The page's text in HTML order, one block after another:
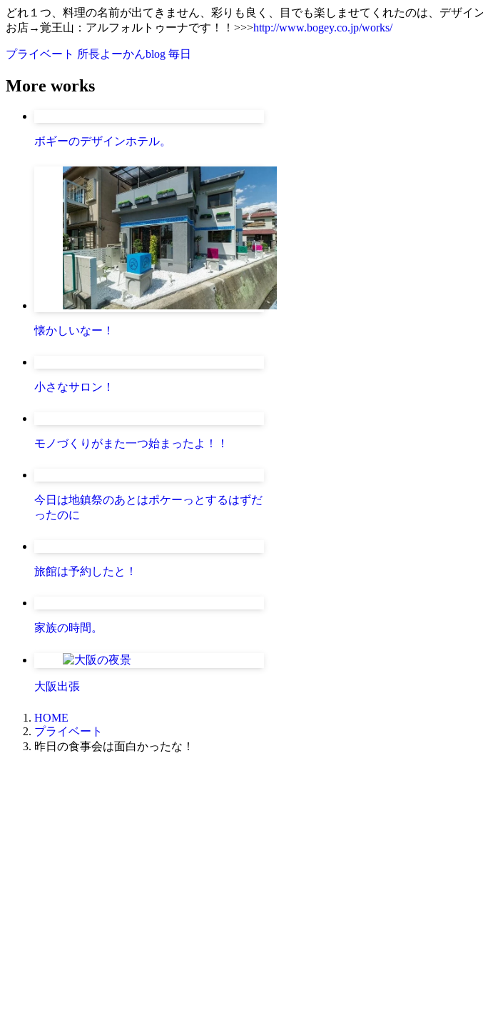
どれ１つ、料理の名前が出てきません、彩りも良く、目でも楽しませてくれたのは、デ
お店→覚王山：アルフォルトゥーナです！！>>>http://www.bogey.co.jp/works/
プライベート 所長よーかんblog 毎日
More works
ボギーのデザインホテル。
懐かしいなー！
小さなサロン！
モノづくりがまた一つ始まったよ！！
今日は地鎮祭のあとはポケーっとするはずだ
ったのに
旅館は予約したと！
家族の時間。
大阪出張
HOME
プライベート
昨日の食事会は面白かったな！